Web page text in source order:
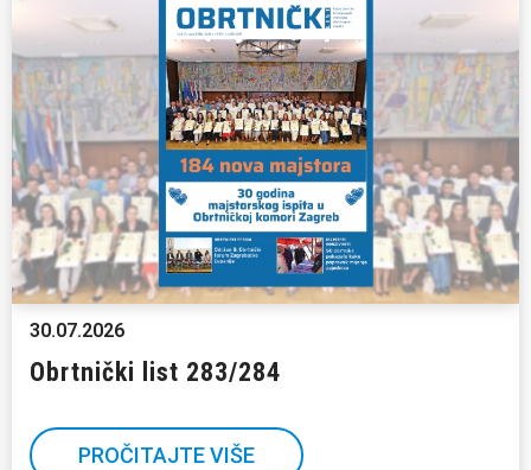
30.07.2026
Obrtnički list 283/284
PROČITAJTE VIŠE